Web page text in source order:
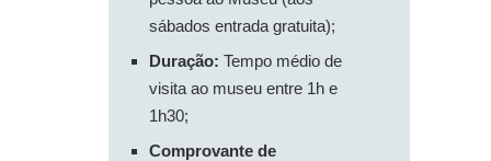
sábados entrada gratuita);
Duração: Tempo médio de
visita ao museu entre 1h e
1h30;
Comprovante de